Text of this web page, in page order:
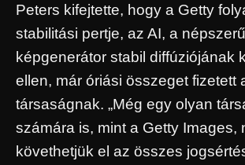
Peters kifejtette, hogy a Getty
stabilitási pertje, az AI, a népszerű
képgenerátor stabil diffúziójának
ellen, már óriási összeget fizetett
társaságnak. „Még egy olyan
számára is, mint a Getty Images,
követhetjük el az összes